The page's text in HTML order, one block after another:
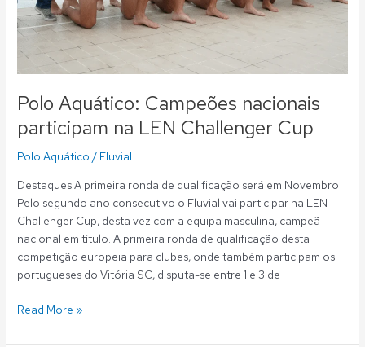
Polo Aquático: Campeões nacionais
participam na LEN Challenger Cup
Polo Aquático / Fluvial
Destaques A primeira ronda de qualificação será em Novembro
Pelo segundo ano consecutivo o Fluvial vai participar na LEN
Challenger Cup, desta vez com a equipa masculina, campeã
nacional em título. A primeira ronda de qualificação desta
competição europeia para clubes, onde também participam os
portugueses do Vitória SC, disputa-se entre 1 e 3 de
Read More »